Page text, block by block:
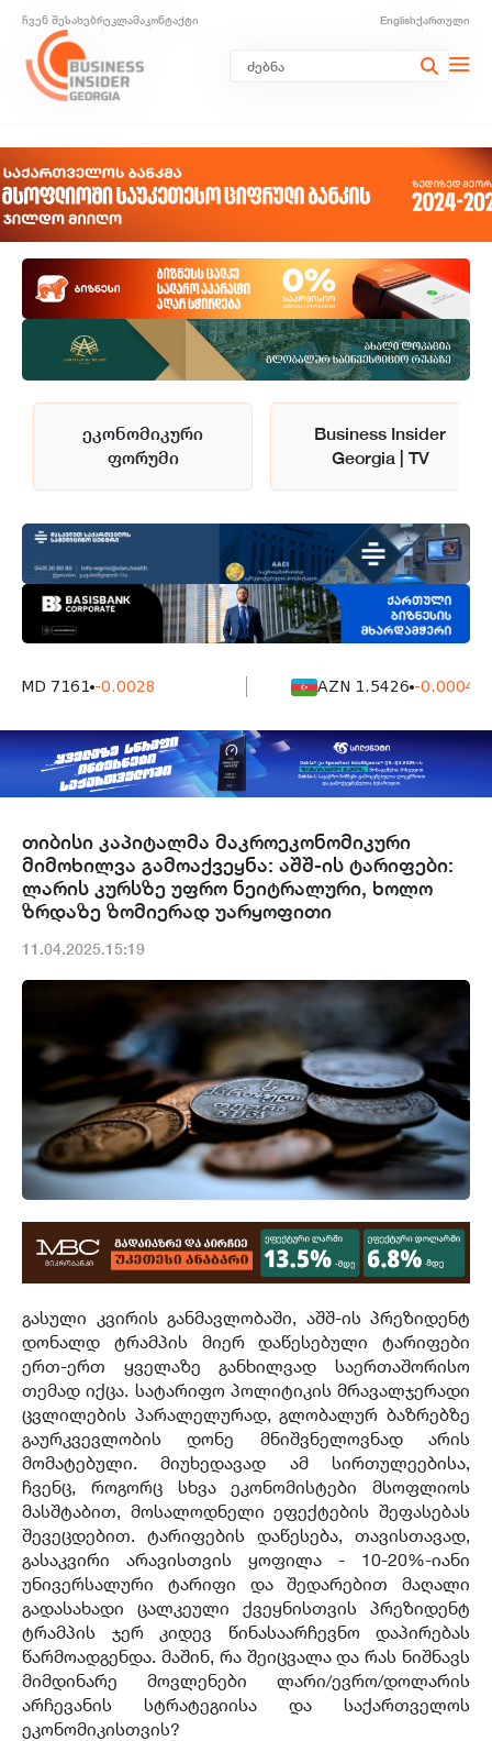
ჩვენ შესახებრეკლამაკონტაქტი Englishქართული
ეკონომიკური
ფორუმი
Business Insider
Georgia | TV
7161 -0.0028 AZN 1.5426 -0.0004
თიბისი კაპიტალმა მაკროეკონომიკური
მიმოხილვა გამოაქვეყნა: აშშ-ის ტარიფები:
ლარის კურსზე უფრო ნეიტრალური, ხოლო
ზრდაზე ზომიერად უარყოფითი
11.04.2025.15:19
გასული კვირის განმავლობაში, აშშ-ის პრეზიდენტ
დონალდ ტრამპის მიერ დაწესებული ტარიფები
ერთ-ერთ ყველაზე განხილვად საერთაშორისო
თემად იქცა. სატარიფო პოლიტიკის მრავალჯერადი
ცვლილების პარალელურად, გლობალურ ბაზრებზე
გაურკვევლობის დონე მნიშვნელოვნად არის
მომატებული. მიუხედავად ამ სირთულეებისა,
ჩვენც, როგორც სხვა ეკონომისტები მსოფლიოს
მასშტაბით, მოსალოდნელი ეფექტების შეფასებას
შევეცდებით. ტარიფების დაწესება, თავისთავად,
გასაკვირი არავისთვის ყოფილა - 10-20%-იანი
უნივერსალური ტარიფი და შედარებით მაღალი
გადასახადი ცალკეული ქვეყნისთვის პრეზიდენტ
ტრამპის ჯერ კიდევ წინასაარჩევნო დაპირებას
წარმოადგენდა. მაშინ, რა შეიცვალა და რას ნიშნავს
მიმდინარე მოვლენები ლარი/ევრო/დოლარის
არჩევანის სტრატეგიისა და საქართველოს
ეკონომიკისთვის?